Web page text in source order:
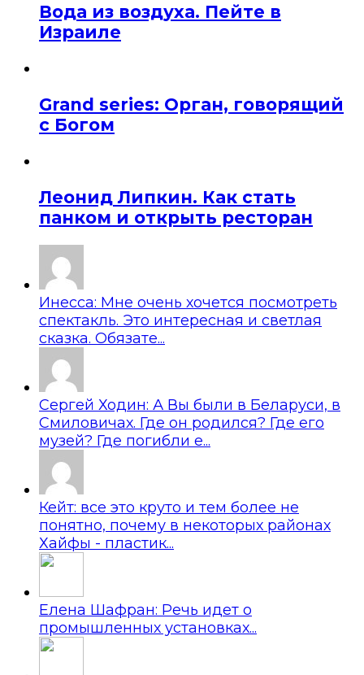
Вода из воздуха. Пейте в
Израиле
Grand series: Орган, говорящий
с Богом
Леонид Липкин. Как стать
панком и открыть ресторан
Инесса: Мне очень хочется посмотреть
спектакль. Это интересная и светлая
сказка. Обязате...
Сергей Ходин: А Вы были в Беларуси, в
Смиловичах. Где он родился? Где его
музей? Где погибли е...
Кейт: все это круто и тем более не
понятно, почему в некоторых районах
Хайфы - пластик...
Елена Шафран: Речь идет о
промышленных установках...